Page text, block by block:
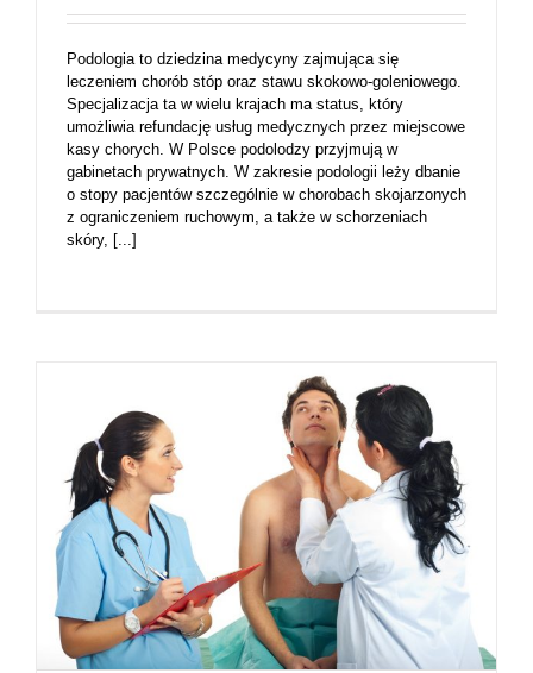
Podologia to dziedzina medycyny zajmująca się
leczeniem chorób stóp oraz stawu skokowo-goleniowego.
Specjalizacja ta w wielu krajach ma status, który
umożliwia refundację usług medycznych przez miejscowe
kasy chorych. W Polsce podolodzy przyjmują w
gabinetach prywatnych. W zakresie podologii leży dbanie
o stopy pacjentów szczególnie w chorobach skojarzonych
z ograniczeniem ruchowym, a także w schorzeniach
skóry, [...]